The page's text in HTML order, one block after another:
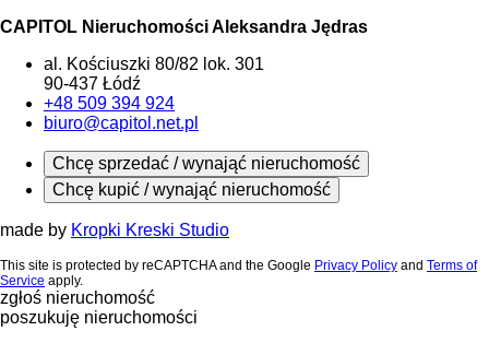
CAPITOL Nieruchomości Aleksandra Jędras
al. Kościuszki 80/82 lok. 301
90-437 Łódź
+48 509 394 924
biuro@capitol.net.pl
Chcę sprzedać / wynająć nieruchomość
Chcę kupić / wynająć nieruchomość
made by Kropki Kreski Studio
This site is protected by reCAPTCHA and the Google Privacy Policy and Terms of
Service apply.
zgłoś nieruchomość
poszukuję nieruchomości